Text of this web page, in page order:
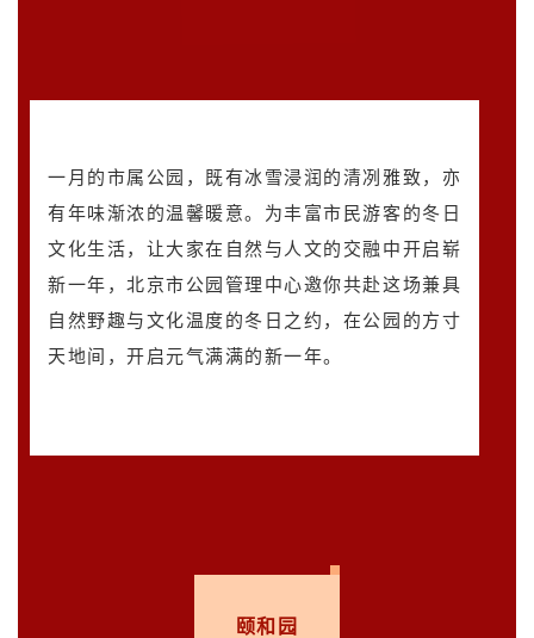
一月的市属公园，既有冰雪浸润的清冽雅致，亦
有年味渐浓的温馨暖意。为丰富市民游客的冬日
文化生活，让大家在自然与人文的交融中开启崭
新一年，北京市公园管理中心邀你共赴这场兼具
自然野趣与文化温度的冬日之约，在公园的方寸
天地间，开启元气满满的新一年。
颐和园